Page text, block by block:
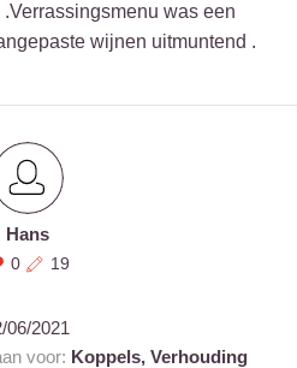
was een
wijnen uitmuntend .
Hans
0 19
06/2021
voor: Koppels, Verhouding